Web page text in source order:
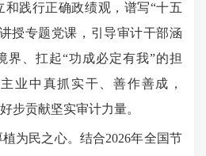
和践行正确政绩观，谱写“十五
授专题党课，引导审计干部涵
界、扛起“功成必定有我”的担
业中真抓实干、善作善成，
步贡献坚实审计力量。
民之心。结合2026年全国节